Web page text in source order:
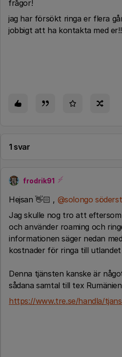
frågor!
jag har försökt ringa er flera
jobbigt att ha kontakta med
1 svar
frodrik91
Hejsan 👋🏻 , @solongo
Jag skulle nog tro att
och använder roaming och
informationen säger nedan
kostnader för ringa till
Denna tjänsten kanske är
sådana samtal till tex
https://www.tre.se/handla/